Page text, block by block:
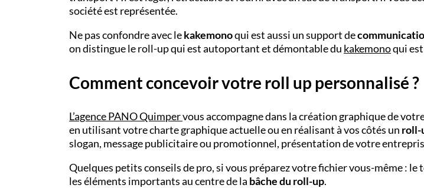
société est représentée.
Ne pas confondre avec lekakemonoqui est aussi un support de
on distingue le roll-up qui est autoportant et démontable du kakemonoqui
Comment concevoir votre roll up personnalisé ?
L’agence PANOQuimpervous accompagne dans la création graphique de
en utilisant votre charte graphique actuelle ou en réalisant à vos côtés un roll-
slogan, message publicitaire ou promotionnel, présentation de votre
Quelques petits conseils de pro, si vous préparez votre fichier vous-même :
les éléments importants au centre de la bâche du roll-up.